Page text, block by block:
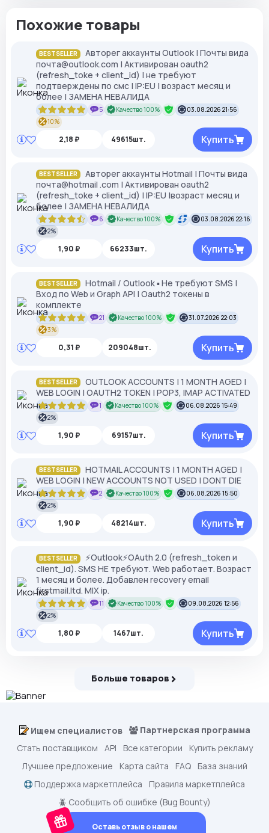
Похожие товары
BESTSELLER
Авторег аккаунты Outlook | Почты вида
почта@outlook.com | Активирован oauth2
(refresh_toke + client_id) | не требуют
подтверждены по смс | IP:EU | возраст месяц и
более | ЗАМЕНА НЕВАЛИДА
5 Качество 100%
03.08.2026 21:56
10%
2,18 ₽ 49615шт. Купить
BESTSELLER
Авторег аккаунты Hotmail | Почты вида
почта@hotmail .com | Активирован oauth2
(refresh_toke + client_id) | IP:EU |возраст месяц и
более | ЗАМЕНА НЕВАЛИДА
6 Качество 100%
03.08.2026 22:16
2%
1,90 ₽ 66233шт. Купить
BESTSELLER
Hotmail / Outlook ▪︎ Не требуют SMS |
Вход по Web и Graph API | Oauth2 токены в
комплекте
21 Качество 100%
31.07.2026 22:03
3%
0,31 ₽ 209048шт. Купить
BESTSELLER
OUTLOOK ACCOUNTS | 1 MONTH AGED |
WEB LOGIN | OAUTH2 TOKEN | POP3, IMAP ACTIVATED
1 Качество 100%
06.08.2026 15:49
2%
1,90 ₽ 69157шт. Купить
BESTSELLER
HOTMAIL ACCOUNTS | 1 MONTH AGED |
WEB LOGIN | NEW ACCOUNTS NOT USED | DONT DIE
2 Качество 100%
06.08.2026 15:50
2%
1,90 ₽ 48214шт. Купить
BESTSELLER
⚡️Outlook⚡️OAuth 2.0 (refresh_token и
client_id). SMS НЕ требуют. Web работает. Возраст
1 месяц и более. Добавлен recovery email
firstmail.ltd. MIX ip.
11 Качество 100%
09.08.2026 12:56
2%
1,80 ₽ 1467шт. Купить
Больше товаров
Ищем специалистов
Партнерская программа
Стать поставщиком
API Все категории
Купить рекламу
Лучшее предложение
Карта сайта FAQ
База знаний
Поддержка маркетплейса
Правила маркетплейса
🪲 Сообщить об ошибке (Bug Bounty)
Оставь отзыв о нашем